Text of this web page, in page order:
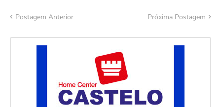
Postagem Anterior Próxima Postagem